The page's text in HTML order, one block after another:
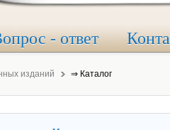
- ответ
изданий ⇒ Каталог